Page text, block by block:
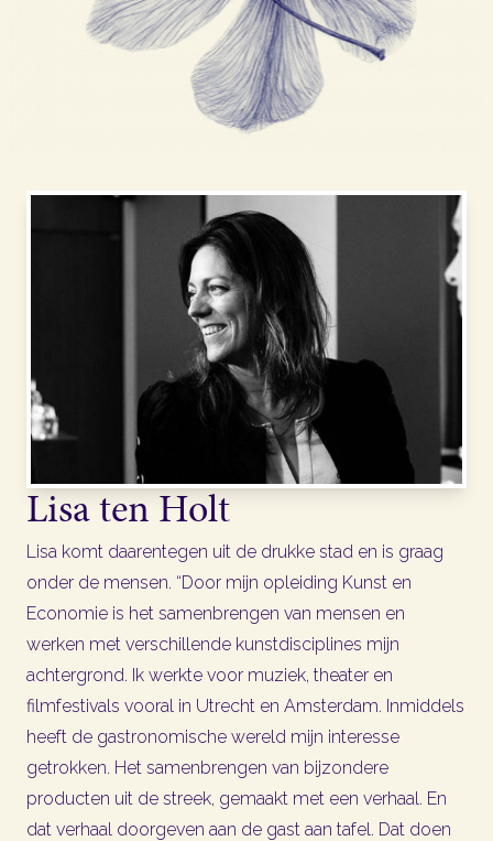
Lisa ten Holt
Lisa komt daarentegen uit de drukke stad en is graag
onder de mensen. “Door mijn opleiding Kunst en
Economie is het samenbrengen van mensen en
werken met verschillende kunstdisciplines mijn
achtergrond. Ik werkte voor muziek, theater en
filmfestivals vooral in Utrecht en Amsterdam. Inmiddels
heeft de gastronomische wereld mijn interesse
getrokken. Het samenbrengen van bijzondere
producten uit de streek, gemaakt met een verhaal. En
dat verhaal doorgeven aan de gast aan tafel. Dat doen